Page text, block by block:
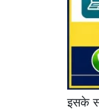
इसके